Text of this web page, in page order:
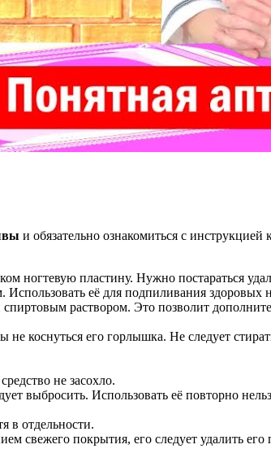
и обязательно ознакомиться с
пластину. Нужно постараться
её для подпиливания
раствором. Это позволит
коснуться его горлышка. Не следует
не засохло.
выбросить. Использовать её повторно
в отдельности.
свежего покрытия, его следует удалить